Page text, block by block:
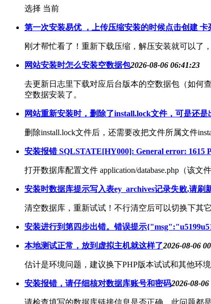
选择 当前
第一次安装易优 ，上传压缩安装的时候点击创建 卡
刚才帮忙看了！重新下载压缩，解压安装就可以了
网站安装时怎么安装空数据包2026-08-06 06:41:23
去更新日志里下载对应后台版本的空数据包（如何
空数据安装了。
网站重新安装时，删除了install.lock文件，可是还是
删除install.lock文件后，还需要改把文件所属文件
安装报错 SQLSTATE[HY000]: General error: 1615
打开数据库配置文件 application/database.php（该文
安装时数据库提示写入表ey_archives记录失败,请刷
清空数据库，重新试试！不行清空后可以切换下其
安装进行到第四步出错。错误提示
本地测试正常，放到虚拟主机就这样了2026-08-06
估计是环境问题，建议换下PHP版本试试和其他环
安装报错，请仔细核对数据库账号和密码2026-08-
请检查填写的数据库链接信息是否正确，此问题都